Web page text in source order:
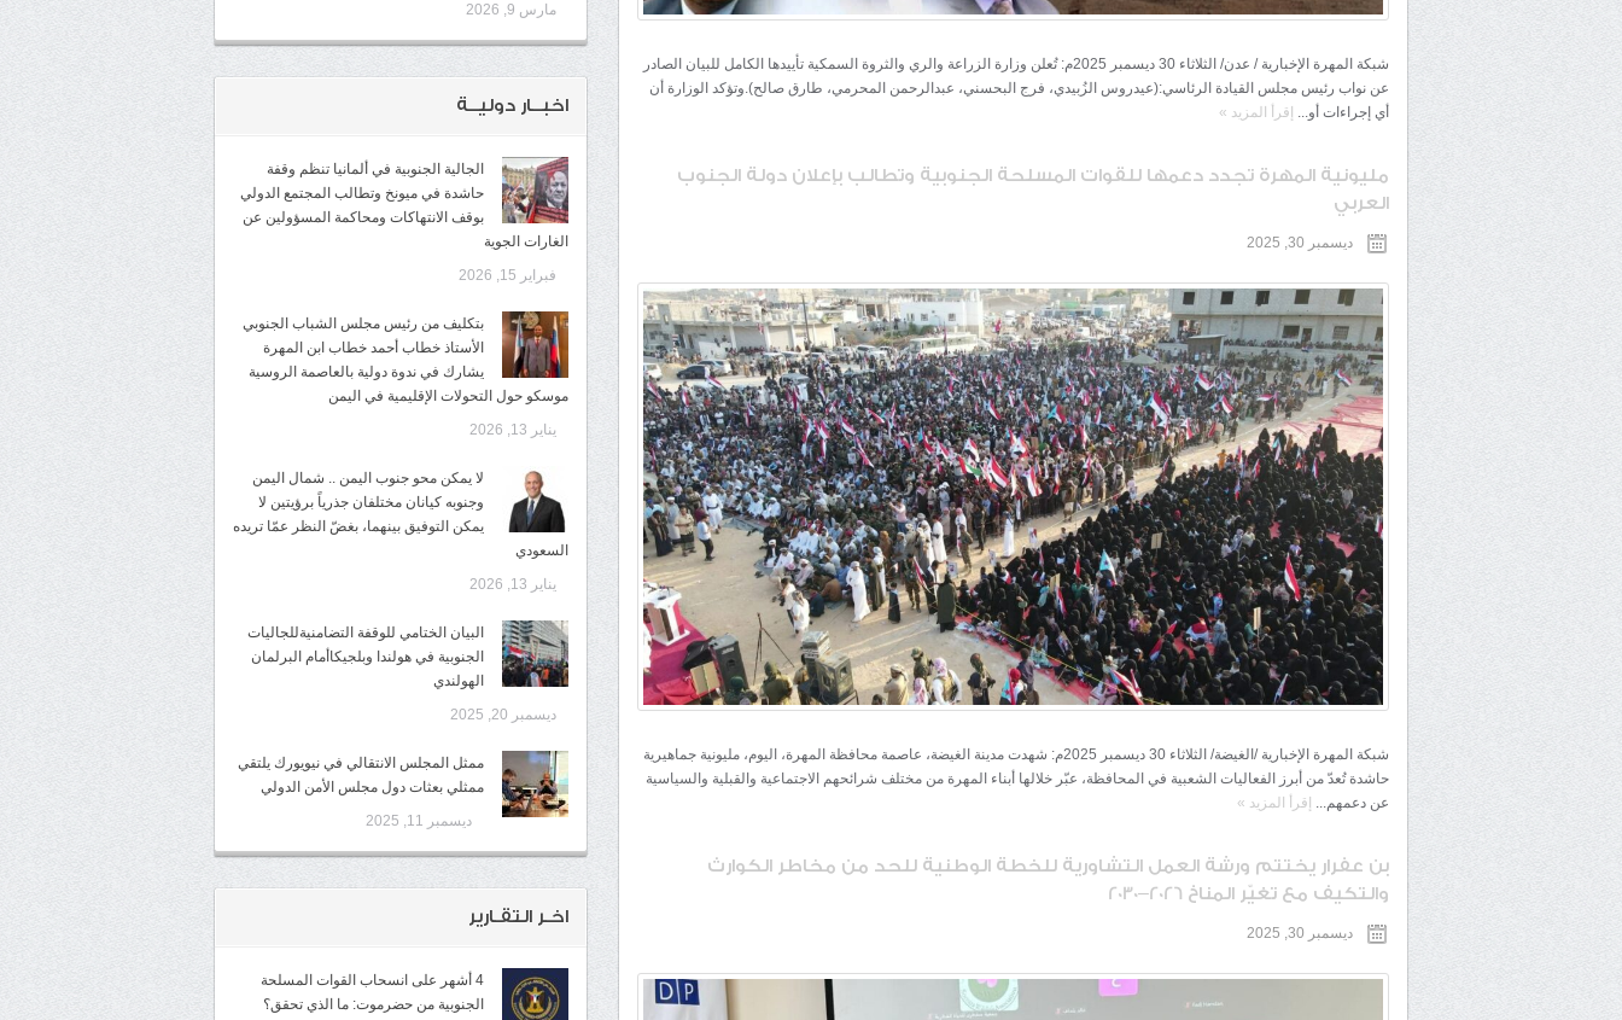
شبكة المهرة الإخبارية / عدن/ الثلاثاء 30 ديسمبر 2025م: تُعلن وزارة الزراعة والري والثروة السمكية تأييدها الكامل للبيان الصادر
عن نواب رئيس مجلس القيادة الرئاسي:(عيدروس الزُبيدي، فرج البحسني، عبدالرحمن المحرمي، طارق صالح).وتؤكد الوزارة أن
أي إجراءات أو... إقرأ المزيد »
مليونية المهرة تجدد دعمها للقوات المسلحة الجنوبية وتطالب بإعلان دولة الجنوب
العربي
ديسمبر 30, 2025
شبكة المهرة الإخبارية /الغيضة/ الثلاثاء 30 ديسمبر 2025م: شهدت مدينة الغيضة، عاصمة محافظة المهرة، اليوم، مليونية جماهيرية
حاشدة تُعدّ من أبرز الفعاليات الشعبية في المحافظة، عبّر خلالها أبناء المهرة من مختلف شرائحهم الاجتماعية والقبلية والسياسية
عن دعمهم... إقرأ المزيد »
بن عفرار يختتم ورشة العمل التشاورية للخطة الوطنية للحد من مخاطر الكوارث
والتكيف مع تغيّر المناخ 2026–2030
ديسمبر 30, 2025
مارس 9, 2026
اخبــار دوليــة
الجالية الجنوبية في ألمانيا تنظم وقفة
حاشدة في ميونخ وتطالب المجتمع الدولي
بوقف الانتهاكات ومحاكمة المسؤولين عن
الغارات الجوية
فبراير 15, 2026
بتكليف من رئيس مجلس الشباب الجنوبي
الأستاذ خطاب أحمد خطاب ابن المهرة
يشارك في ندوة دولية بالعاصمة الروسية
موسكو حول التحولات الإقليمية في اليمن
يناير 13, 2026
لا يمكن محو جنوب اليمن .. شمال اليمن
وجنوبه كيانان مختلفان جذرياً برؤيتين لا
يمكن التوفيق بينهما، بغضّ النظر عمّا تريده
السعودي
يناير 13, 2026
البيان الختامي للوقفة التضامنيةللجاليات
الجنوبية في هولندا وبلجيكاأمام البرلمان
الهولندي
ديسمبر 20, 2025
ممثل المجلس الانتقالي في نيويورك يلتقي
ممثلي بعثات دول مجلس الأمن الدولي
ديسمبر 11, 2025
اخـر التقـارير
4 أشهر على انسحاب القوات المسلحة
الجنوبية من حضرموت: ما الذي تحقق؟